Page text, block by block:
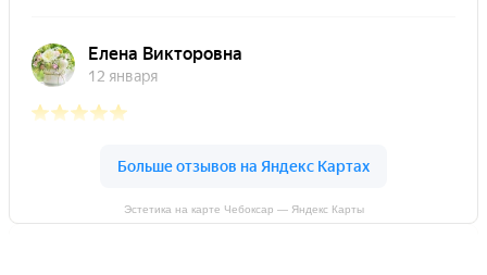
Эстетика на карте Чебоксар — Яндекс Карты